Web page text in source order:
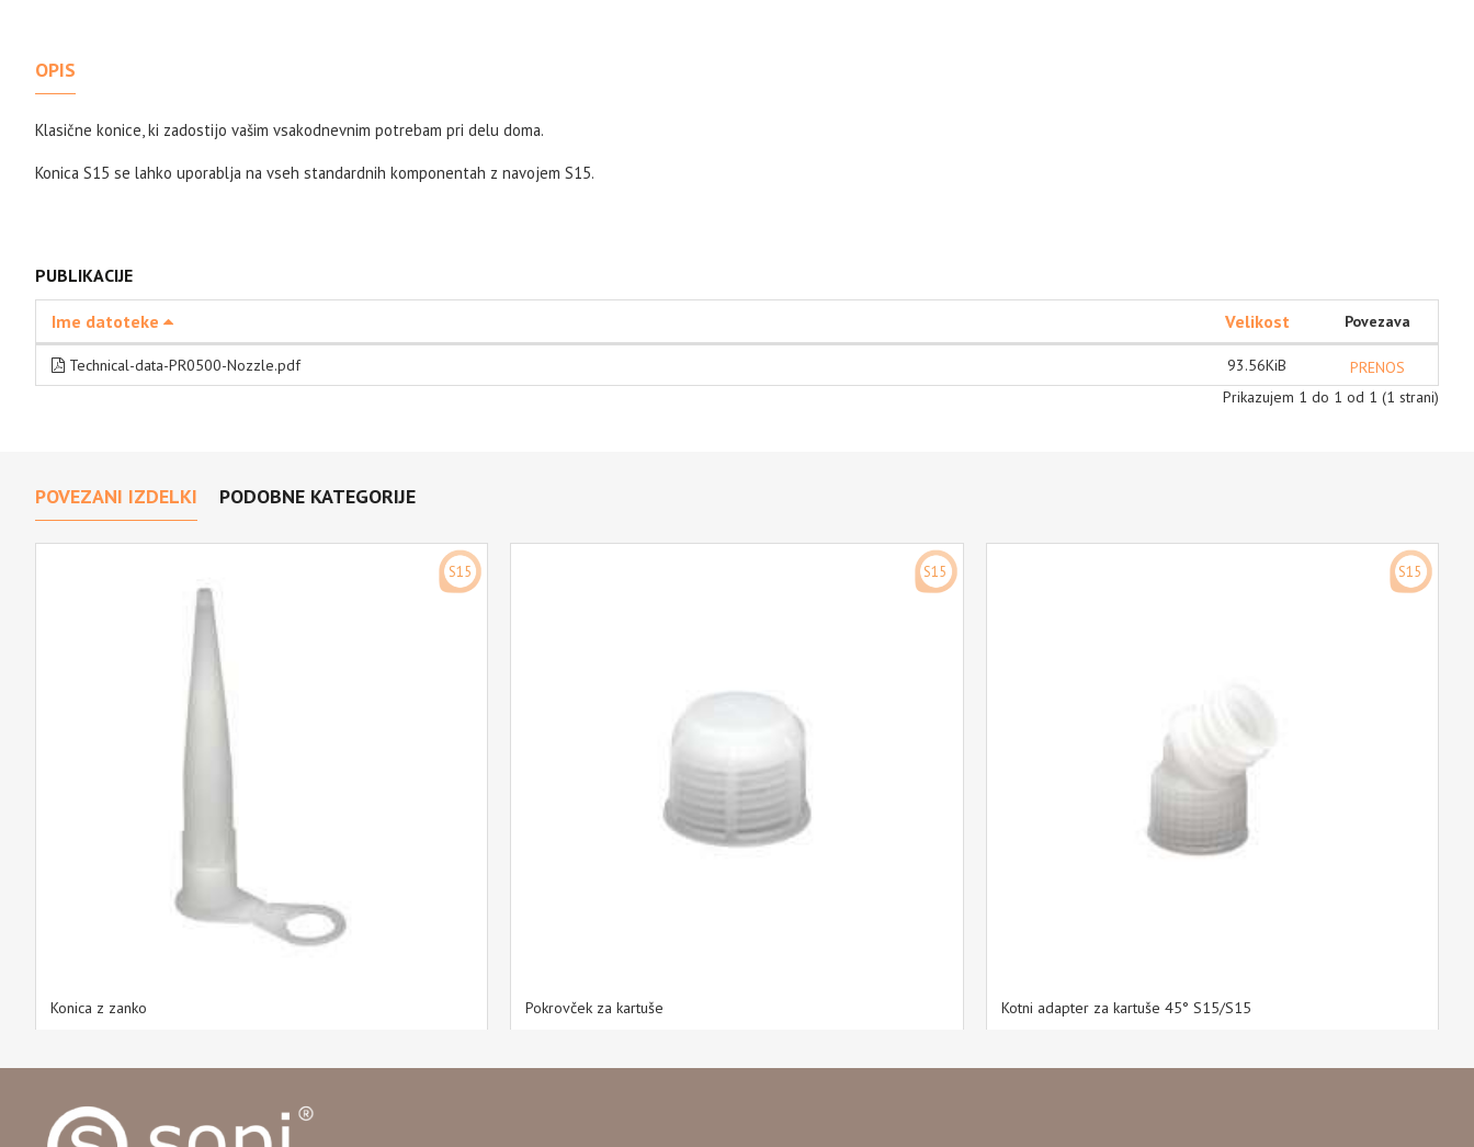
OPIS
Klasične konice, ki zadostijo vašim vsakodnevnim potrebam pri delu doma.
Konica S15 se lahko uporablja na vseh standardnih komponentah z navojem S15.
PUBLIKACIJE
Ime datoteke Velikost Povezava
Technical-data-PR0500-Nozzle.pdf 93.56KiB
PRENOS
Prikazujem 1 do 1 od 1 (1 strani)
POVEZANI IZDELKI PODOBNE KATEGORIJE
S15
Konica z zanko
S15
Pokrovček za kartuše
S15
Kotni adapter za kartuše 45° S15/S15